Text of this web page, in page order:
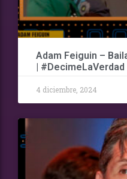
Adam Feiguin –
| #DecimeLaVerdad
4 diciembre, 2024